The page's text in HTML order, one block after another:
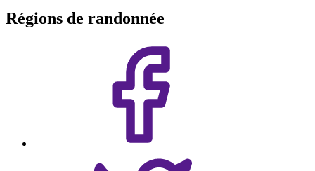
Régions de randonnée